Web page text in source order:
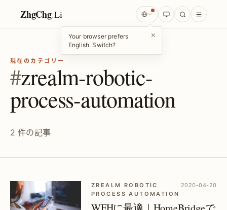
ZhgChg.Li
Your browser prefers
English. Switch?
×
現在のカテゴリー
#zrealm-robotic-
process-automation
2 件の記事
ZREALM ROBOTIC
PROCESS AUTOMATION
2020-04-20